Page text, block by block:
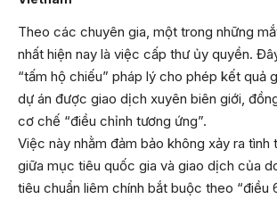
Theo các chuyên gia, một trong những
nhất hiện nay là việc cấp thư ủy quyền.
“tấm hộ chiếu” pháp lý cho phép kết quả
dự án được giao dịch xuyên biên giới,
cơ chế “điều chỉnh tương ứng”.
Việc này nhằm đảm bảo không xảy ra tình
giữa mục tiêu quốc gia và giao dịch của
tiêu chuẩn liêm chính bắt buộc theo “điều